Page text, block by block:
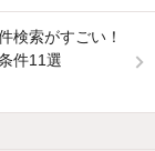
検索がすごい！
件11選